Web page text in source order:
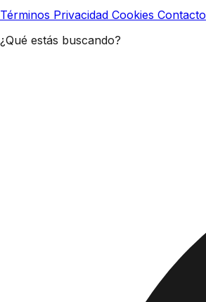
Términos Privacidad Cookies Contacto
¿Qué estás buscando?